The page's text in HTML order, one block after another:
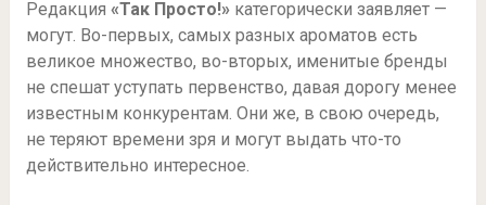
Редакция «Так Просто!»категорически заявляет —
могут. Во-первых, самых разных ароматов есть
великое множество, во-вторых, именитые бренды
не спешат уступать первенство, давая дорогу менее
известным конкурентам. Они же, в свою очередь,
не теряют времени зря и могут выдать что-то
действительно интересное.